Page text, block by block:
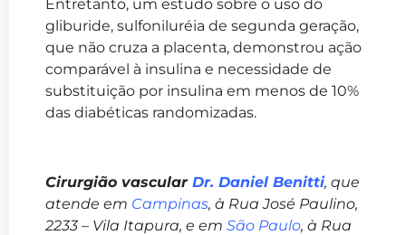
Entretanto, um estudo sobre o uso do
gliburide, sulfoniluréia de segunda geração,
que não cruza a placenta, demonstrou ação
comparável à insulina e necessidade de
substituição por insulina em menos de 10%
das diabéticas randomizadas.
Cirurgião vascular Dr. Daniel Benitti, que
atende em Campinas, à Rua José Paulino,
2233 – Vila Itapura, e em São Paulo, à Rua